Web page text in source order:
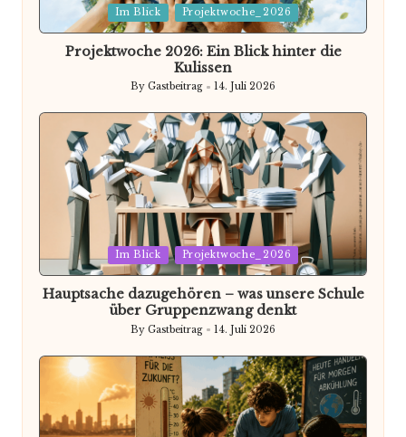
Posted
in
Im Blick Projektwoche_2026
Projektwoche 2026: Ein Blick hinter die
Kulissen
Posted
by
By Gastbeitrag 14. Juli 2026
Posted
in
Im Blick Projektwoche_2026
Hauptsache dazugehören – was unsere Schule
über Gruppenzwang denkt
Posted
By Gastbeitrag 14. Juli 2026